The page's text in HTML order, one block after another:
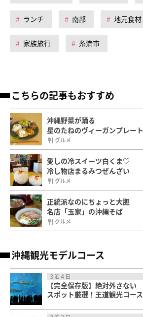
ランチ 南部 地元食材
家族旅行 糸満市
こちらの記事もおすすめ
沖縄野菜が踊る
星のたねのヴィーガンプレート
グルメ
愛しの冷スイーツ白くま♡
冷し物店まるみつぜんざい
グルメ
正統派なのにちょっと大胆
名店「玉家」の沖縄そば
グルメ
沖縄観光モデルコース
３泊４日
【完全保存版】絶対外さない
スポット厳選！王道観光コース